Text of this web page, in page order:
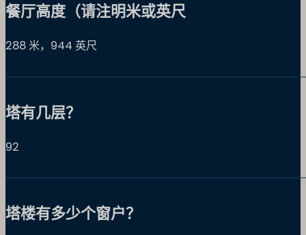
餐厅高度（请注明米或英尺
288 米，944 英尺
塔有几层？
92
塔楼有多少个窗户？